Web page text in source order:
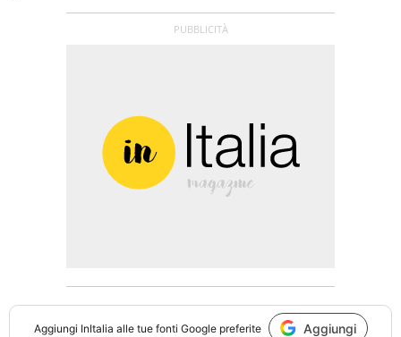
Aggiungi InItalia alle tue fonti Google preferite Aggiungi